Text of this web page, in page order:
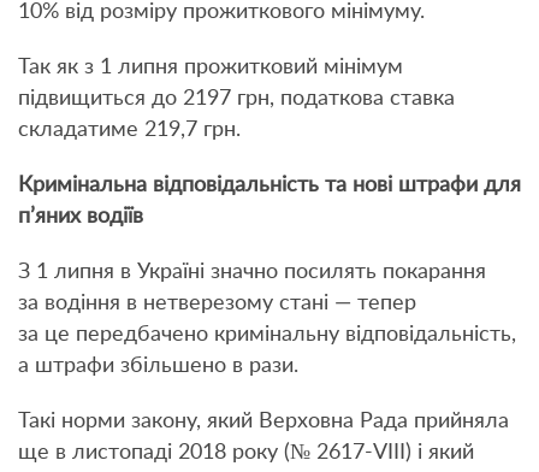
10% від розміру прожиткового мінімуму.
Так як з 1 липня прожитковий мінімум
підвищиться до 2197 грн, податкова ставка
складатиме 219,7 грн.
Кримінальна відповідальність та нові штрафи для
п’яних водіїв
З 1 липня в Україні значно посилять покарання
за водіння в нетверезому стані — тепер
за це передбачено кримінальну відповідальність,
а штрафи збільшено в рази.
Такі норми закону, який Верховна Рада прийняла
ще в листопаді 2018 року (№ 2617-VIII) і який